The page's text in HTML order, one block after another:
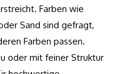
Farben wie
Sand sind gefragt,
Farben passen.
oder mit feiner Struktur